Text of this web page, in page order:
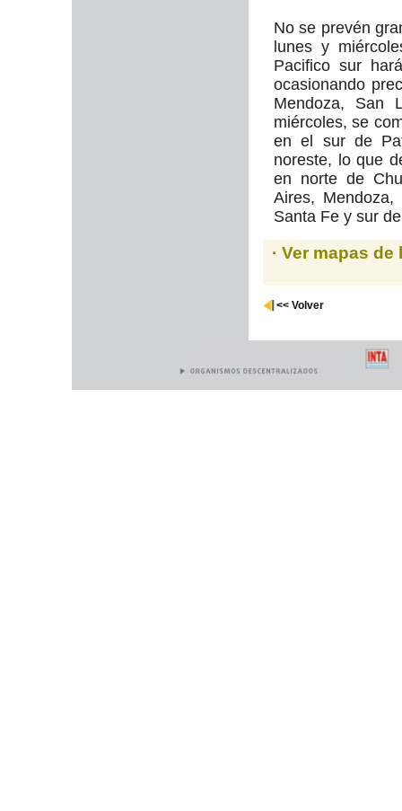
No se prevén
lunes y
Pacifico sur
ocasionando
Mendoza, San
miércoles, se
en el sur de
noreste, lo que
en norte de
Aires,
Santa Fe y sur
· Ver mapas
<< Volver